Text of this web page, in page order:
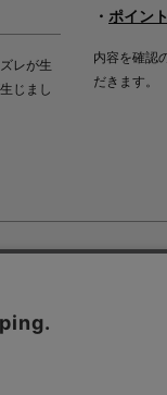
レが生
じまし
・ ポイン
内容を確認
だきます。